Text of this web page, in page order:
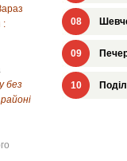
:
без
08
09
10